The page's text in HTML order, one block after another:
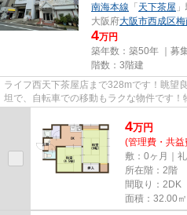
南海本線 「 天下茶屋
大阪府大阪市西成区
4万円
築年数：築50年 ｜募
階数：3階建
ライフ西天下茶屋店まで328mです！眺望
坦で、自転車での移動もラクな物件です
4万円
(管理費・共
敷：0ヶ月｜
所在階：2階
間取り：2DK
面積：32.00㎡